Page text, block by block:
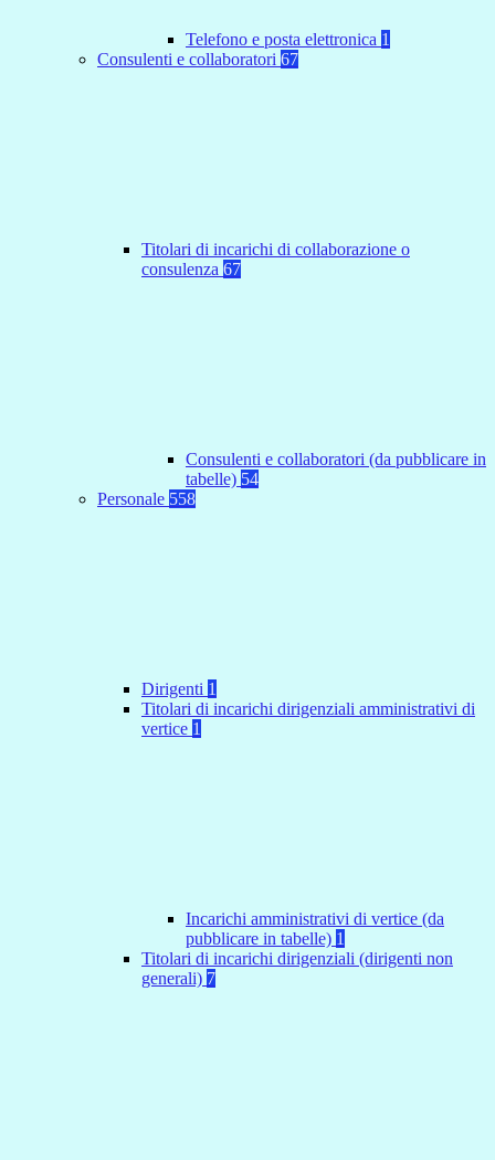
Telefono e posta elettronica 1
Consulenti e collaboratori 67
Titolari di incarichi di collaborazione o
consulenza 67
Consulenti e collaboratori (da pubblicare in
tabelle) 54
Personale 558
Dirigenti 1
Titolari di incarichi dirigenziali amministrativi di
vertice 1
Incarichi amministrativi di vertice (da
pubblicare in tabelle) 1
Titolari di incarichi dirigenziali (dirigenti non
generali) 7